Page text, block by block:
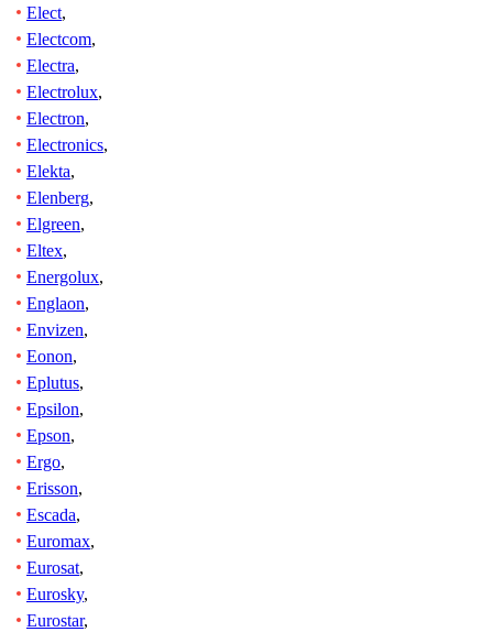
Elect,
Electcom,
Electra,
Electrolux,
Electron,
Electronics,
Elekta,
Elenberg,
Elgreen,
Eltex,
Energolux,
Englaon,
Envizen,
Eonon,
Eplutus,
Epsilon,
Epson,
Ergo,
Erisson,
Escada,
Euromax,
Eurosat,
Eurosky,
Eurostar,